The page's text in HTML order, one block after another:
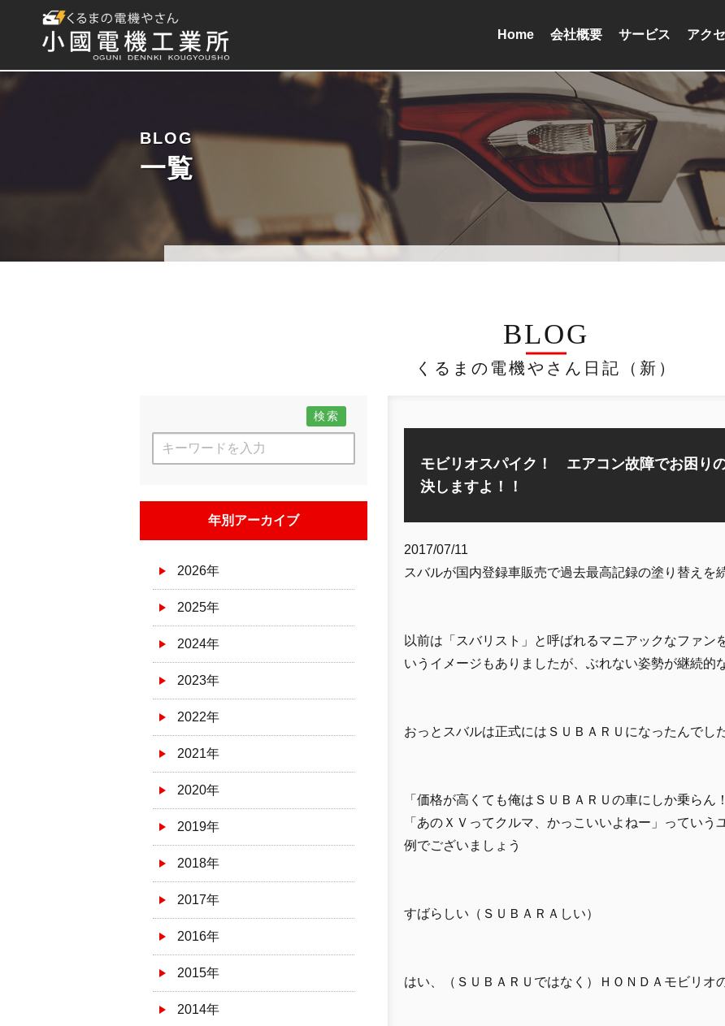
Home 会社概要 サービス アク
BLOG
一覧
BLOG
くるまの電機やさん日記（新）
検索
年別アーカイブ
2026年
2025年
2024年
2023年
2022年
2021年
2020年
2019年
2018年
2017年
2016年
2015年
2014年
モビリオスパイク！ エアコン故障でお困り
決しますよ！！
2017/07/11
スバルが国内登録車販売で過去最高記録の塗り替えを
以前は「スバリスト」と呼ばれるマニアックなファン
いうイメージもありましたが、ぶれない姿勢が継続的
おっとスバルは正式にはＳＵＢＡＲＵになったんでし
「価格が高くても俺はＳＵＢＡＲＵの車にしか乗らん
「あのＸＶってクルマ、かっこいいよねー」ってい
例でございましょう
すばらしい（ＳＵＢＡＲＡしい）
はい、（ＳＵＢＡＲＵではなく）ＨＯＮＤＡモビリオ